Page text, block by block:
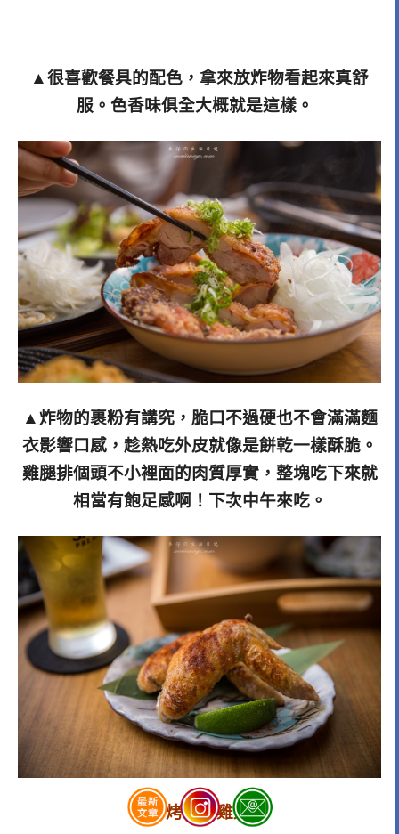
▲很喜歡餐具的配色，拿來放炸物看起來真舒
服。色香味俱全大概就是這樣。
▲炸物的裹粉有講究，脆口不過硬也不會滿滿麵
衣影響口感，趁熱吃外皮就像是餅乾一樣酥脆。
雞腿排個頭不小裡面的肉質厚實，整塊吃下來就
相當有飽足感啊！下次中午來吃。
香烤桂丁雞翅